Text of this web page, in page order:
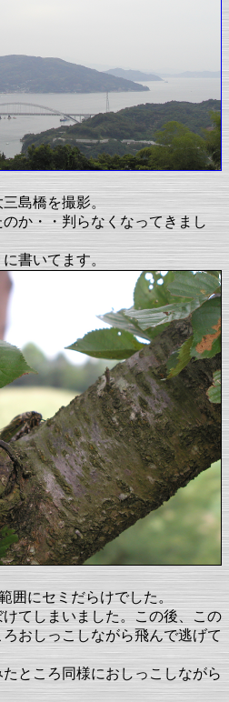
島橋を撮影。
か・・判らなくなってきまし
書いてます。
囲にセミだらけでした。
てしまいました。この後、この
おしっこしながら飛んで逃げて
ところ同様におしっこしながら